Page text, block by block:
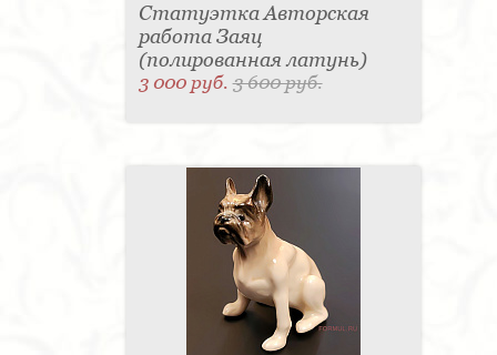
Статуэтка Авторская
работа Заяц
(полированная латунь)
3 000 руб.3 600 руб.